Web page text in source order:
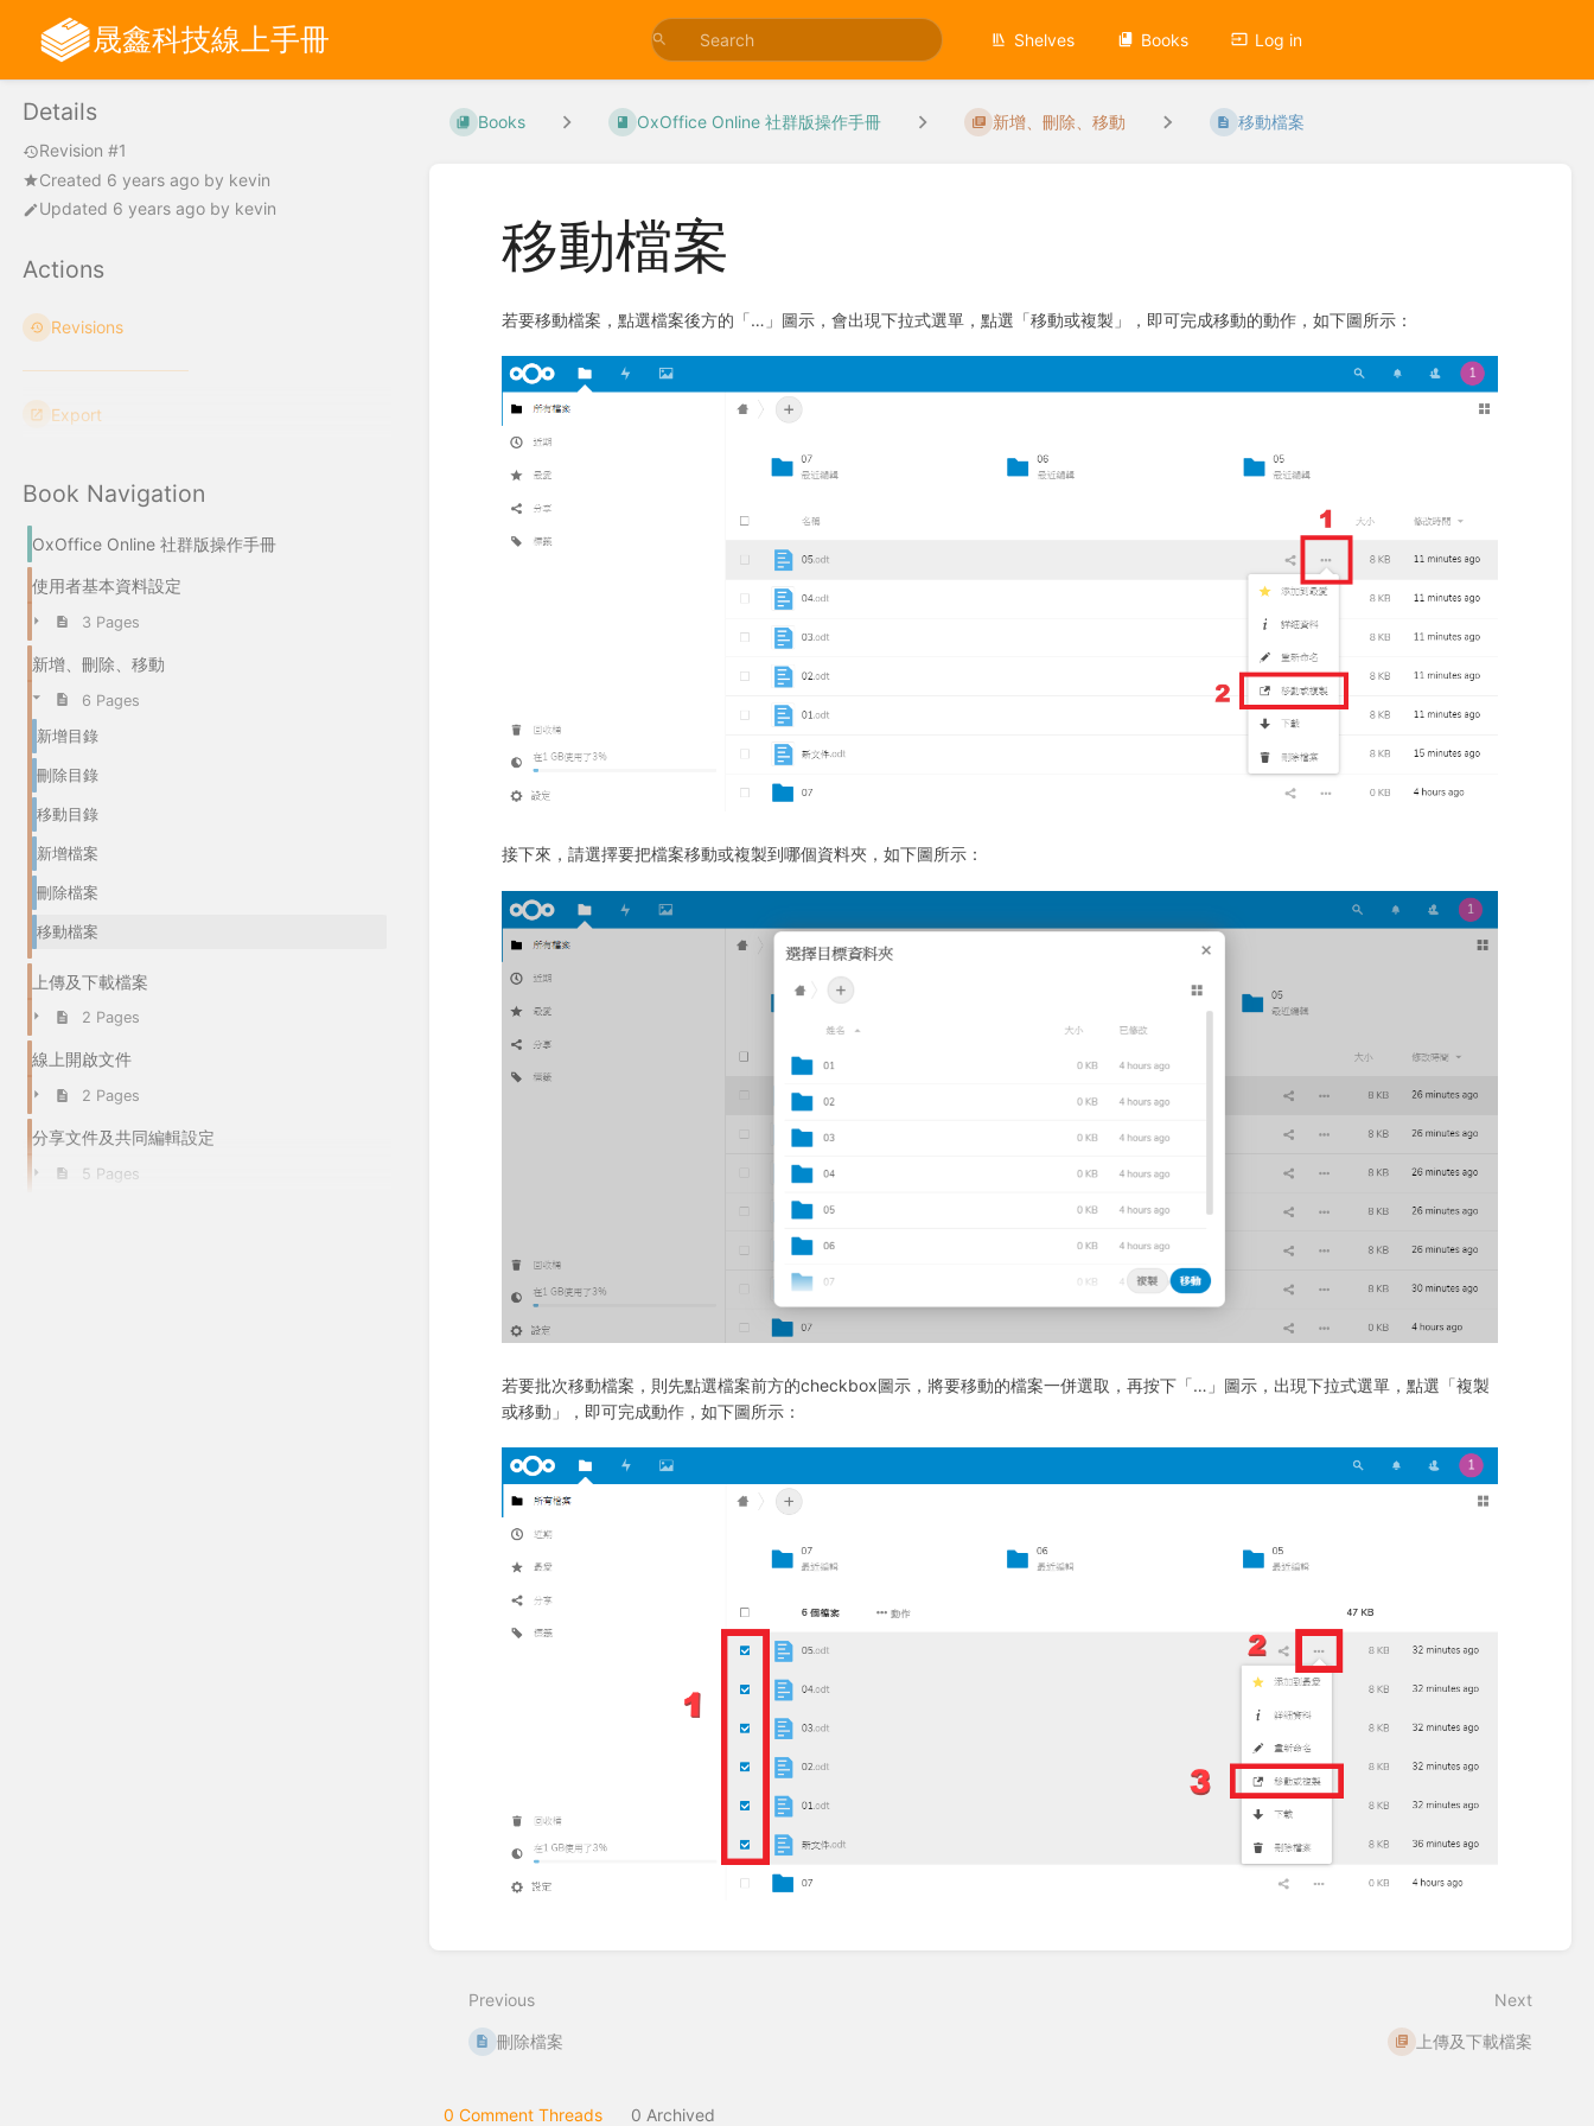
晟鑫科技線上手冊 Shelves Books Log in
Details
Revision #1
Created 6 years ago by kevin
Updated 6 years ago by kevin
Actions
Revisions
Export
Book Navigation
OxOffice Online 社群版操作手冊
使用者基本資料設定
3 Pages
新增、刪除、移動
6 Pages
新增目錄
刪除目錄
移動目錄
新增檔案
刪除檔案
移動檔案
上傳及下載檔案
2 Pages
線上開啟文件
2 Pages
分享文件及共同編輯設定
5 Pages
Books OxOffice Online 社群版操作手冊 新增、刪除、移動 移動檔案
移動檔案
若要移動檔案，點選檔案後方的「…」圖示，會出現下拉式選單，點選「移動或複製」，即可完成移動的動作，如下圖所示：
接下來，請選擇要把檔案移動或複製到哪個資料夾，如下圖所示：
若要批次移動檔案，則先點選檔案前方的checkbox圖示，將要移動的檔案一併選取，再按下「…」圖示，出現下拉式選單，點選「複製
或移動」，即可完成動作，如下圖所示：
mode
Previous
刪除檔案
Next
上傳及下載檔案
0 Comment Threads 0 Archived